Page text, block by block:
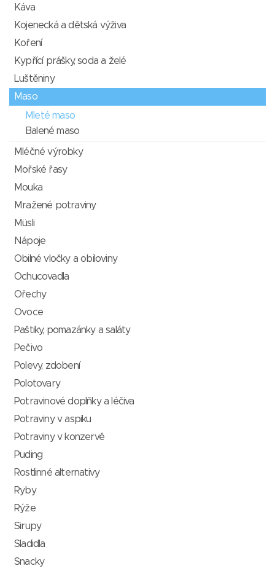
Káva
Kojenecká a dětská výživa
Koření
Kypřící prášky, soda a želé
Luštěniny
Maso
Mleté maso
Balené maso
Mléčné výrobky
Mořské řasy
Mouka
Mražené potraviny
Müsli
Nápoje
Obilné vločky a obiloviny
Ochucovadla
Ořechy
Ovoce
Paštiky, pomazánky a saláty
Pečivo
Polevy, zdobení
Polotovary
Potravinové doplňky a léčiva
Potraviny v aspiku
Potraviny v konzervě
Puding
Rostlinné alternativy
Ryby
Rýže
Sirupy
Sladidla
Snacky